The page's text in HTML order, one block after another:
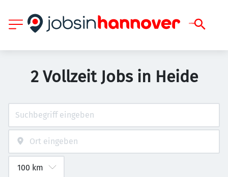
2 Vollzeit Jobs in Heide